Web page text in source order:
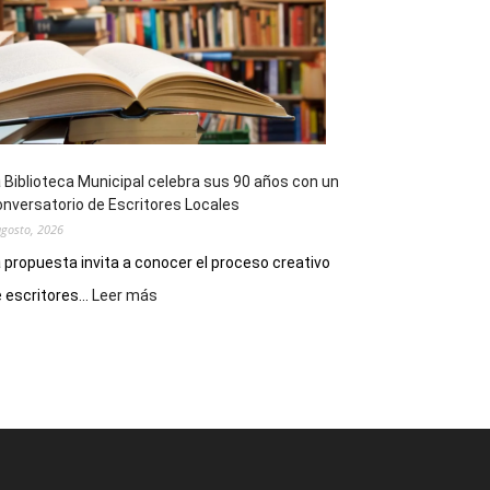
Impro”
en
Melipal
Biblioteca Municipal celebra sus 90 años con un
de Escritores Locales
2026
propuesta invita a conocer el proceso creativo
escritores...
Leer más
90